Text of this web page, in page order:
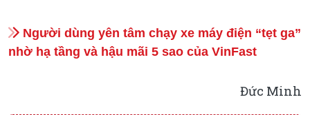
Người dùng yên tâm chạy xe máy điện “tẹt ga”
nhờ hạ tầng và hậu mãi 5 sao của VinFast
Đức Minh